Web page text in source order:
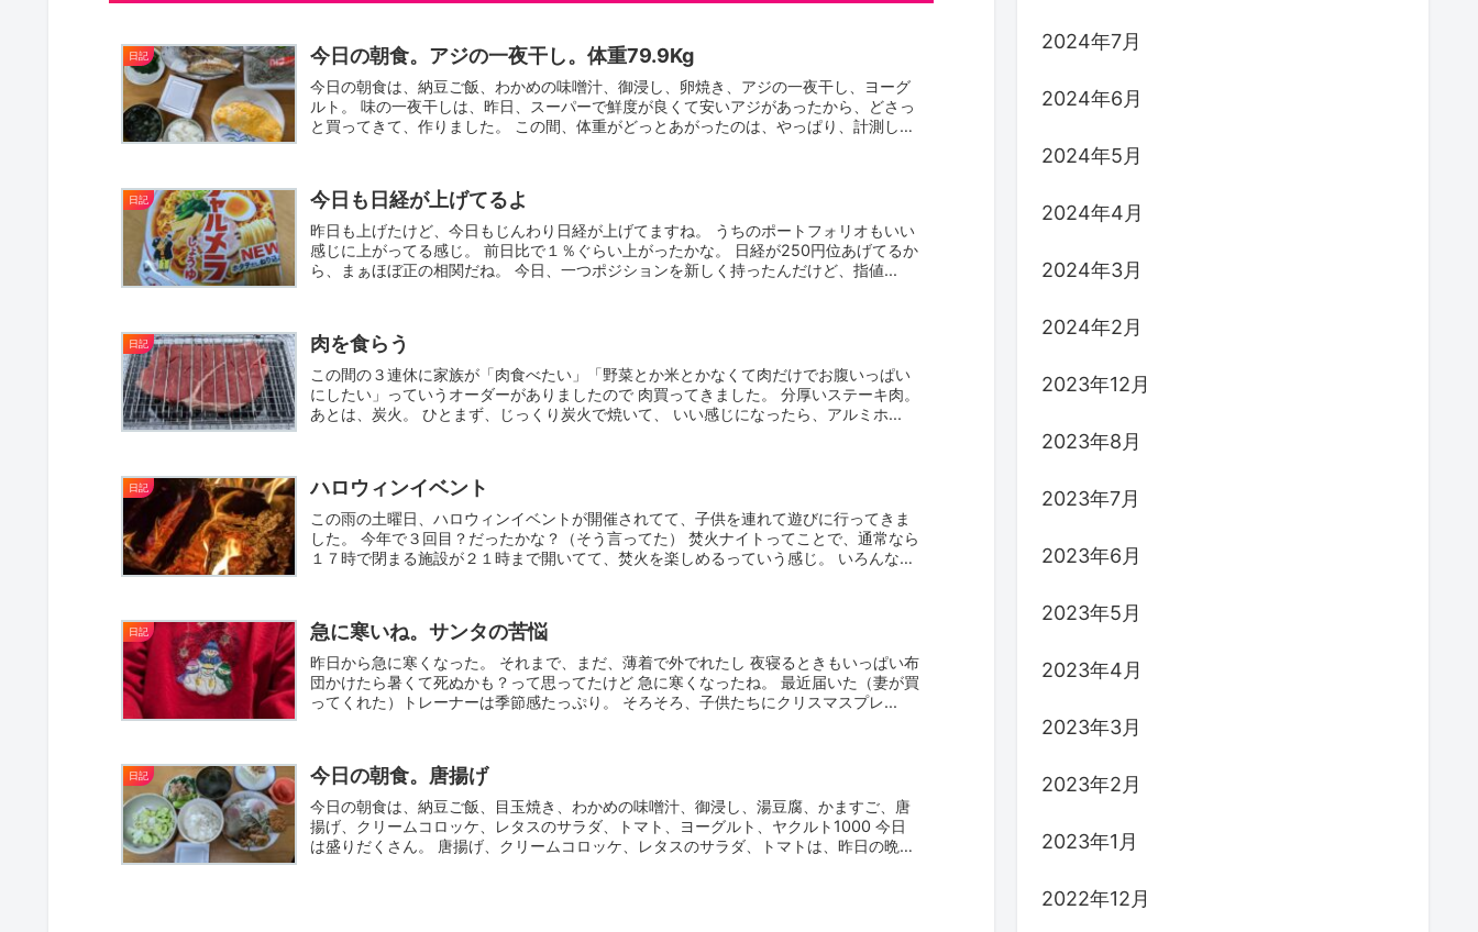
日記 今日の朝食。アジの一夜干し。体重79.9Kg
今日の朝食は、納豆ご飯、わかめの味噌汁、御浸し、卵焼き、アジの一夜干し、ヨーグ
ルト。 味の一夜干しは、昨日、スーパーで鮮度が良くて安いアジがあったから、どさっ
と買ってきて、作りました。 この間、体重がどっとあがったのは、やっぱり、計測した
日記 今日も日経が上げてるよ
昨日も上げたけど、今日もじんわり日経が上げてますね。 うちのポートフォリオもいい
感じに上がってる感じ。 前日比で１％ぐらい上がったかな。 日経が250円位あげてるか
ら、まぁほぼ正の相関だね。 今日、一つポジションを新しく持ったんだけど、指値...
日記 肉を食らう
この間の３連休に家族が「肉食べたい」「野菜とか米とかなくて肉だけでお腹いっぱい
にしたい」っていうオーダーがありましたので 肉買ってきました。 分厚いステーキ肉。
あとは、炭火。 ひとまず、じっくり炭火で焼いて、 いい感じになったら、アルミホ...
日記 ハロウィンイベント
この雨の土曜日、ハロウィンイベントが開催されてて、子供を連れて遊びに行ってきま
した。 今年で３回目？だったかな？（そう言ってた） 焚火ナイトってことで、通常なら
１７時で閉まる施設が２１時まで開いてて、焚火を楽しめるっていう感じ。 いろんな
日記 急に寒いね。サンタの苦悩
昨日から急に寒くなった。 それまで、まだ、薄着で外でれたし 夜寝るときもいっぱい布
団かけたら暑くて死ぬかも？って思ってたけど 急に寒くなったね。 最近届いた（妻が買
ってくれた）トレーナーは季節感たっぷり。 そろそろ、子供たちにクリスマスプレ...
日記 今日の朝食。唐揚げ
今日の朝食は、納豆ご飯、目玉焼き、わかめの味噌汁、御浸し、湯豆腐、かますご、唐
揚げ、クリームコロッケ、レタスのサラダ、トマト、ヨーグルト、ヤクルト1000 今日
は盛りだくさん。 唐揚げ、クリームコロッケ、レタスのサラダ、トマトは、昨日の晩
2024年7月
2024年6月
2024年5月
2024年4月
2024年3月
2024年2月
2023年12月
2023年8月
2023年7月
2023年6月
2023年5月
2023年4月
2023年3月
2023年2月
2023年1月
2022年12月